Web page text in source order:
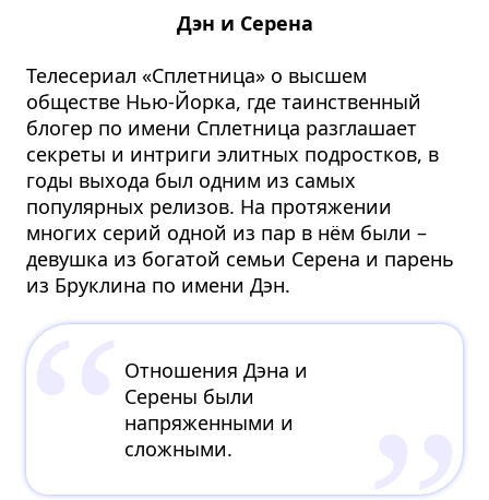
Дэн и Серена
Телесериал «Сплетница» о высшем
обществе Нью-Йорка, где таинственный
блогер по имени Сплетница разглашает
секреты и интриги элитных подростков, в
годы выхода был одним из самых
популярных релизов. На протяжении
многих серий одной из пар в нём были –
девушка из богатой семьи Серена и парень
из Бруклина по имени Дэн.
Отношения Дэна и
Серены были
напряженными и
сложными.